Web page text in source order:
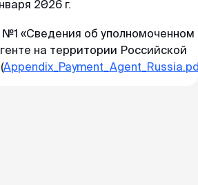
2026 г.
«Сведения об уполномоченном
на территории Российской
(